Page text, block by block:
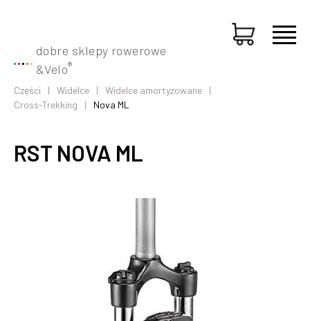
dobre sklepy rowerowe
&Velo®
Części Widelce
Widelce amortyzowane
Cross-Trekking
Nova ML
RST NOVA ML